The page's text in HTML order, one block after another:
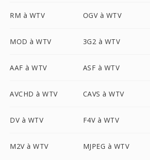
RM à WTV OGV à WTV
MOD à WTV 3G2 à WTV
AAF à WTV ASF à WTV
AVCHD à WTV CAVS à WTV
DV à WTV F4V à WTV
M2V à WTV MJPEG à WTV